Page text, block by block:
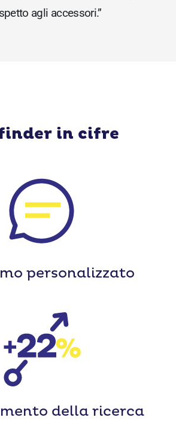
agli accessori.”
in cifre
personalizzato
della ricerca